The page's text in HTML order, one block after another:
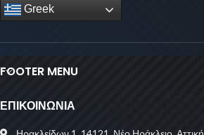
Greek
FOOTER MENU
ΕΠΙΚΟΙΝΩΝΙΑ